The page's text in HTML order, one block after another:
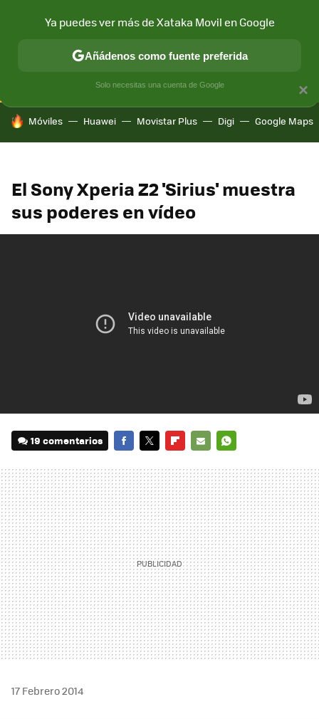
CONECTIVIDAD MÓVIL Y SOCIEDAD APLICACIONES
HOY SE HABLA DE
Móviles Huawei Movistar Plus Digi Google Maps
El Sony Xperia Z2 'Sirius' muestra
sus poderes en vídeo
19 comentarios
MAIL
17 Febrero 2014
×
Ya puedes ver más de Xataka Movil en Google
Añádenos como fuente preferida
Solo necesitas una cuenta de Google